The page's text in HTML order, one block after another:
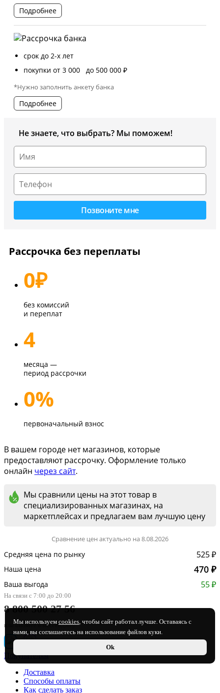
Подробнее
срок до 2-х лет
покупки от 3 000 до 500 000 ₽
*Нужно заполнить анкету банка
Подробнее
Не знаете, что выбрать? Мы поможем!
Рассрочка без переплаты
0₽
без комиссий
и переплат
4
месяца —
период рассрочки
0%
первоначальный взнос
В вашем городе нет магазинов, которые
предоставляют рассрочку. Оформление только
онлайн через сайт.
Мы сравнили цены на этот товар в
специализированных магазинах, на
маркетплейсах и предлагаем вам лучшую цену
Сравнение цен актуально на 8.08.2026
Средняя цена по рынку 525 ₽
Наша цена 470 ₽
Ваша выгода 55 ₽
Мы используем cookies, чтобы сайт работал лучше. Оставаясь с
нами, вы соглашаетесь на использование файлов куки.
Ok
На связи с 7:00 до 20:00
8 800 500 27 56
или пишите в мессенджер:
Покупателям
Доставка
Способы оплаты
Как сделать заказ